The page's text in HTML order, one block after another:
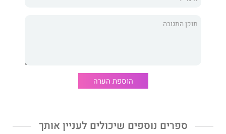
הוספת הערה
ספרים נוספים שיכולים לעניין אותך